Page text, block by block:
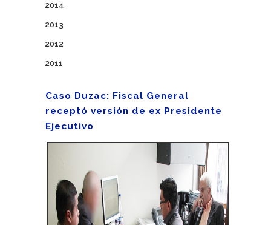
2014
2013
2012
2011
Caso Duzac: Fiscal General
receptó versión de ex Presidente
Ejecutivo